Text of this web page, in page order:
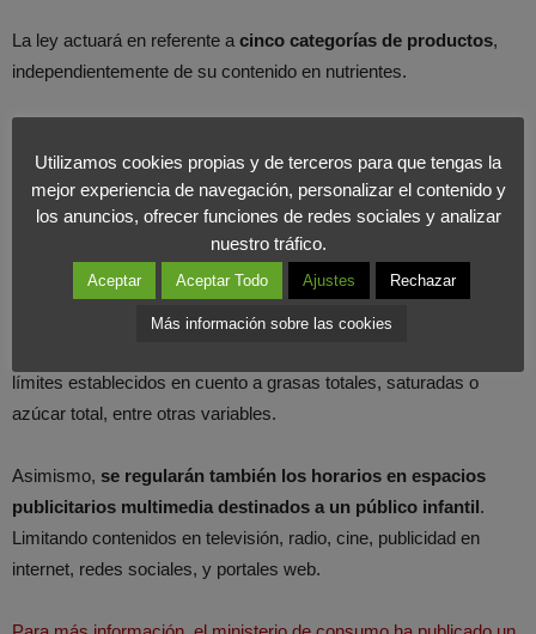
La ley actuará en referente a cinco categorías de productos,
independientemente de su contenido en nutrientes.
chocolate y azúcar. Incluyendo barritas energéticas y postres.
Seguidos de un segundo grupo que incluirá galletas y pastelería.
El resto de categorías incluirá zumos y bebidas energéticas,
estableciendo un límite de contenido en nutrientes por cada 100
límites establecidos en cuento a grasas totales, saturadas o
azúcar total, entre otras variables.
Asimismo, se regularán también los horarios en espacios
publicitarios multimedia destinados a un público infantil.
Limitando contenidos en televisión, radio, cine, publicidad en
internet, redes sociales, y portales web.
Utilizamos cookies propias y de terceros para que tengas la
mejor experiencia de navegación, personalizar el contenido y
los anuncios, ofrecer funciones de redes sociales y analizar
nuestro tráfico.
Aceptar Aceptar Todo Ajustes Rechazar
Más información sobre las cookies